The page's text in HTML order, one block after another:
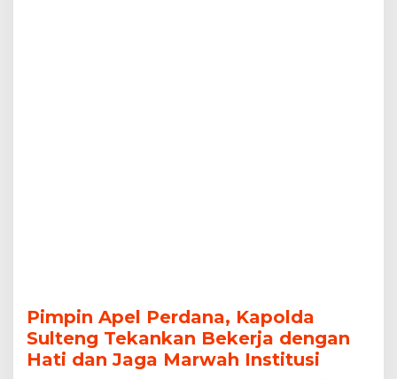
Pimpin Apel Perdana, Kapolda
Sulteng Tekankan Bekerja dengan
Hati dan Jaga Marwah Institusi